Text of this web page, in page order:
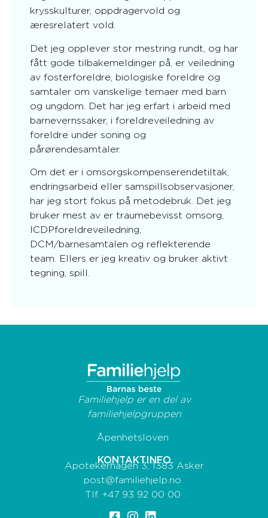
krysskulturer, oppdragervold og
æresrelatert vold.
Det jeg opplever stor mestring rundt, og har
fått gode tilbakemeldinger på, er veiledning
av fosterforeldre, biologiske foreldre og
samtaler om vanskelige temaer med barn
og ungdom. Det har jeg erfart i arbeid med
barnevernssaker, i foreldreveiledning av
foreldre under soning og
pårørendesamtaler.
Om det er i omsorgskompenserendetiltak,
endringsarbeid eller samspillsobservasjoner,
har jeg stort fokus på metodebruk. Det jeg
bruker mest av er traumebevisst omsorg,
ICDPforeldreveiledning,
DCM/barnesamtalen og reflekterende
team. Ellers er jeg kreativ og bruker aktivt
tegning, spill.
Familiehjelp er en del av
familiehjelpgruppen
Åpenhetsloven
KONTAKTINFO
Apotekerhagen 3, 1383 Asker
post@familiehjelp.no
Tlf. +47 93 92 00 00